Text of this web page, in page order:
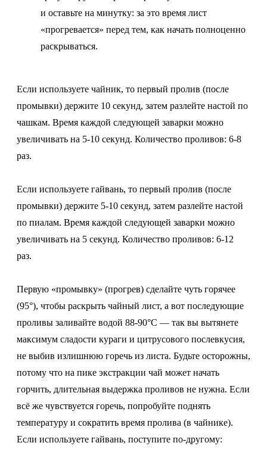
и оставьте на минутку: за это время лист
«прогревается» перед тем, как начать полноценно
раскрываться.
Если используете чайник, то первый пролив (после
промывки) держите 10 секунд, затем разлейте настой по
чашкам. Время каждой следующей заварки можно
увеличивать на 5-10 секунд. Количество проливов: 6-8
раз.
Если используете гайвань, то первый пролив (после
промывки) держите 5-10 секунд, затем разлейте настой
по пиалам. Время каждой следующей заварки можно
увеличивать на 5 секунд. Количество проливов: 6-12
раз.
Первую «промывку» (прогрев) сделайте чуть горячее
(95°), чтобы раскрыть чайный лист, а вот последующие
проливы заливайте водой 88-90°С — так вы вытянете
максимум сладости кураги и цитрусового послевкусия,
не выбив излишнюю горечь из листа. Будьте осторожны,
потому что на пике экстракции чай может начать
горчить, длительная выдержка проливов не нужна. Если
всё же чувствуется горечь, попробуйте поднять
температуру и сократить время пролива (в чайнике).
Если используете гайвань, поступите по-другому: